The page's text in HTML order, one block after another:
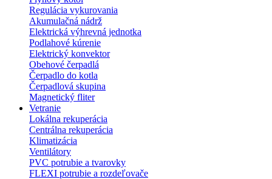
Regulácia vykurovania
Akumulačná nádrž
Elektrická výhrevná jednotka
Podlahové kúrenie
Elektrický konvektor
Obehové čerpadlá
Čerpadlo do kotla
Čerpadlová skupina
Magnetický fliter
Vetranie
Lokálna rekuperácia
Centrálna rekuperácia
Klimatizácia
Ventilátory
PVC potrubie a tvarovky
FLEXI potrubie a rozdeľovače